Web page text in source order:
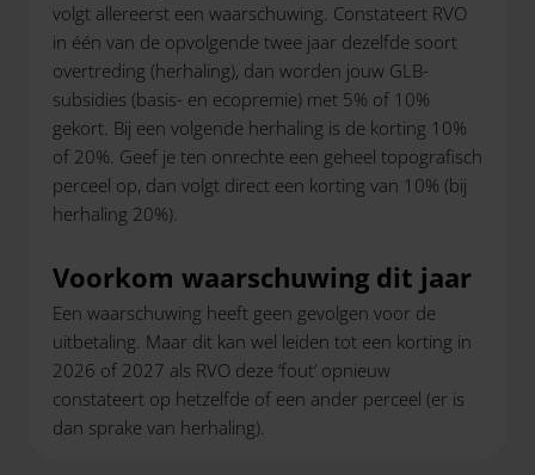
volgt allereerst een waarschuwing. Constateert RVO
in één van de opvolgende twee jaar dezelfde soort
overtreding (herhaling), dan worden jouw GLB-
subsidies (basis- en ecopremie) met 5% of 10%
gekort. Bij een volgende herhaling is de korting 10%
of 20%. Geef je ten onrechte een geheel topografisch
perceel op, dan volgt direct een korting van 10% (bij
herhaling 20%).
Voorkom waarschuwing dit jaar
Een waarschuwing heeft geen gevolgen voor de
uitbetaling. Maar dit kan wel leiden tot een korting in
2026 of 2027 als RVO deze ‘fout’ opnieuw
constateert op hetzelfde of een ander perceel (er is
dan sprake van herhaling).